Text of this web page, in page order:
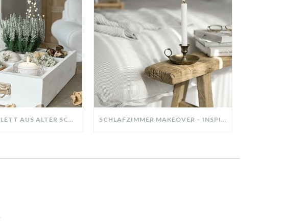
DIY-DEKO-TABLETT AUS ALTER SCHUBLADE – NACHHALTIGE HERBSTDEKO SELBER MACHEN! SCHLAFZIMMER MAKEOVER – INSPIRATION FÜR DEIN SCHLAFZIMMER: AUS ALT MACH NEU – HELL, GEMÜTLICH UND EINLADEND